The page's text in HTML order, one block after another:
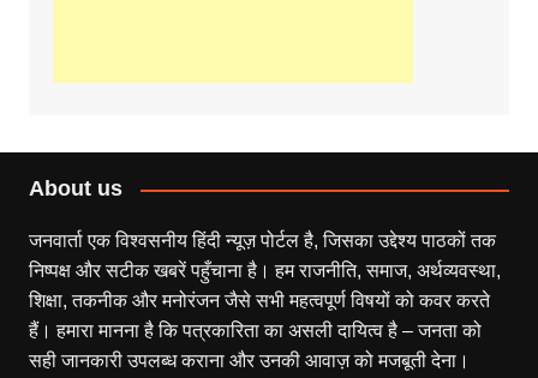
About us
जनवार्ता एक विश्वसनीय हिंदी न्यूज़ पोर्टल है, जिसका उद्देश्य पाठकों तक
निष्पक्ष और सटीक खबरें पहुँचाना है। हम राजनीति, समाज, अर्थव्यवस्था,
शिक्षा, तकनीक और मनोरंजन जैसे सभी महत्वपूर्ण विषयों को कवर करते
हैं। हमारा मानना है कि पत्रकारिता का असली दायित्व है – जनता को
सही जानकारी उपलब्ध कराना और उनकी आवाज़ को मजबूती देना।